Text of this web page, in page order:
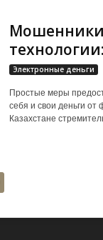
Электронные деньги
Простые меры
себя и свои деньги
Казахстане